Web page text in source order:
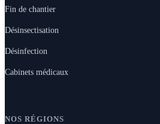
Fin de chantier
Désinsectisation
Désinfection
Cabinets médicaux
NOS RÉGIONS